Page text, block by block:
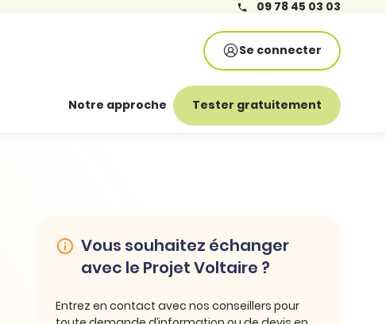
09 78 45 03 03
Se connecter
Notre approche Tester gratuitement
Vous souhaitez échanger
avec le Projet Voltaire ?
Entrez en contact avec nos conseillers pour